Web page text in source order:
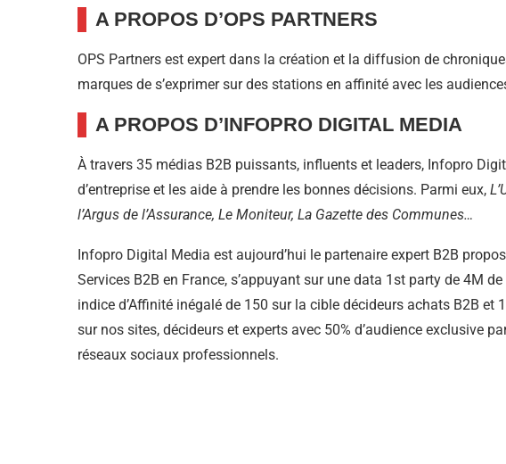
A PROPOS D’OPS PARTNERS
OPS Partners est expert dans la création et la diffusion de
marques de s’exprimer sur des stations en affinité avec les
A PROPOS D’INFOPRO DIGITAL MEDIA
À travers 35 médias B2B puissants, influents et leaders, Infopro
d’entreprise et les aide à prendre les bonnes décisions. Parmi eux,
l’Argus de l’Assurance, Le Moniteur, La Gazette des Communes…
Infopro Digital Media est aujourd’hui le partenaire expert B2B
Services B2B en France, s’appuyant sur une data 1st party de 4M
indice d’Affinité inégalé de 150 sur la cible décideurs achats B2B
sur nos sites, décideurs et experts avec 50% d’audience exclusive
réseaux sociaux professionnels.